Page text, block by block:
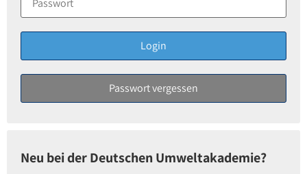
Neu bei der Deutschen Umweltakademie?